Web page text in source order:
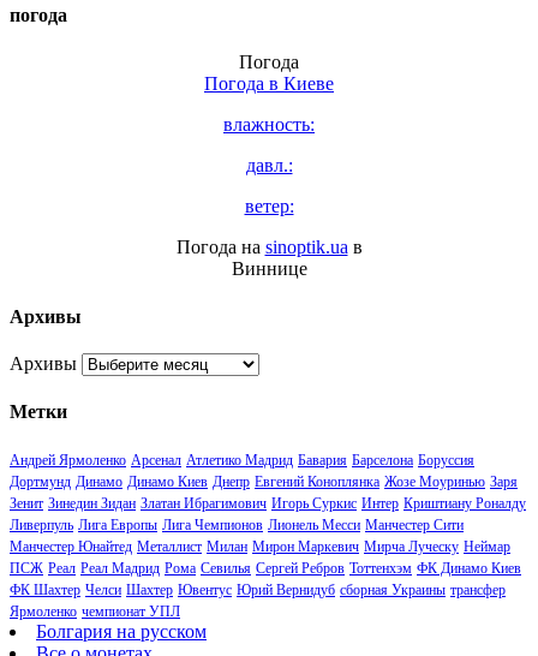
погода
Погода
Погода в Киеве
влажность:
давл.:
ветер:
Погода на sinoptik.ua в
Виннице
Архивы
Архивы
Метки
Андрей Ярмоленко Арсенал Атлетико Мадрид Бавария Барселона Боруссия
Дортмунд Динамо Динамо Киев Днепр Евгений Коноплянка Жозе Моуринью Заря
Зенит Зинедин Зидан Златан Ибрагимович Игорь Суркис Интер Криштиану Роналду
Ливерпуль Лига Европы Лига Чемпионов Лионель Месси Манчестер Сити
Манчестер Юнайтед Металлист Милан Мирон Маркевич Мирча Луческу Неймар
ПСЖ Реал Реал Мадрид Рома Севилья Сергей Ребров Тоттенхэм ФК Динамо Киев
ФК Шахтер Челси Шахтер Ювентус Юрий Вернидуб сборная Украины трансфер
Ярмоленко чемпионат УПЛ
Болгария на русском